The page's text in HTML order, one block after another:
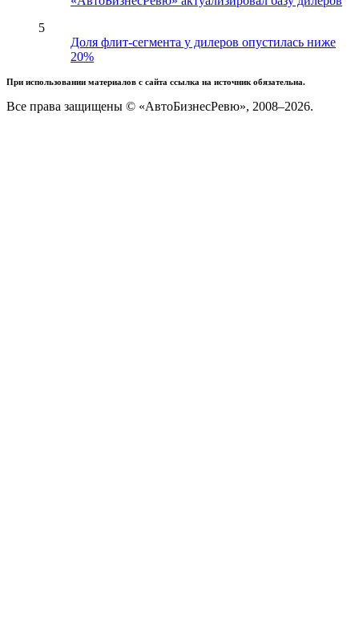
5
Доля флит-сегмента у дилеров опустилась ниже
20%
При использовании материалов с сайта ссылка на источник обязательна.
Все права защищены © «АвтоБизнесРевю», 2008–2026.